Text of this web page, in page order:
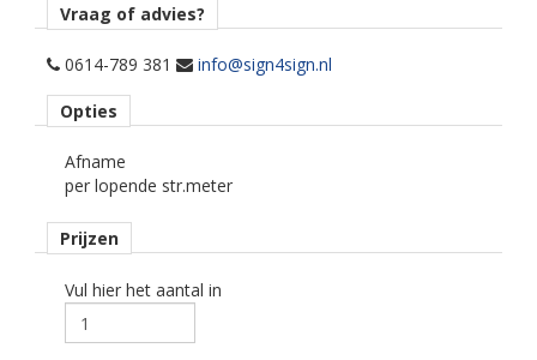
kenmerk belijming
permanent, transparant, water gebaseerd.
vlak, licht gebogen.
Dikte
64 mu
Kleefkracht (N/1000 mm)
gecoat kraft papier
Vraag of advies?
0614-789 381 info@sign4sign.nl
Opties
Afname
per lopende str.meter
Prijzen
Vul hier het aantal in